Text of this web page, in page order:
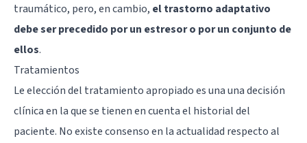
traumático, pero, en cambio, el trastorno adaptativo
debe ser precedido por un estresor o por un conjunto de
ellos.
Tratamientos
Le elección del tratamiento apropiado es una una decisión
clínica en la que se tienen en cuenta el historial del
paciente. No existe consenso en la actualidad respecto al